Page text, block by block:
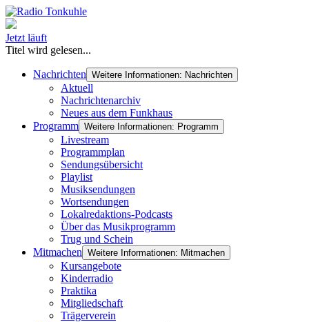
Jetzt läuft
Titel wird gelesen...
Nachrichten Weitere Informationen: Nachrichten
Aktuell
Nachrichtenarchiv
Neues aus dem Funkhaus
Programm Weitere Informationen: Programm
Livestream
Programmplan
Sendungsübersicht
Playlist
Musiksendungen
Wortsendungen
Lokalredaktions-Podcasts
Über das Musikprogramm
Trug und Schein
Mitmachen Weitere Informationen: Mitmachen
Kursangebote
Kinderradio
Praktika
Mitgliedschaft
Trägerverein